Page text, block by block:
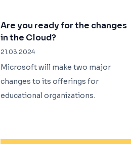
Are you ready for the changes
in the Cloud?
21.03.2024
Microsoft will make two major
changes to its offerings for
educational organizations.